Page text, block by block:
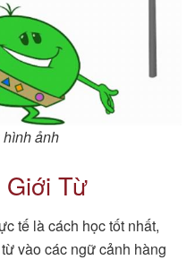
ảnh
Giới Từ
tế là cách học tốt nhất,
vào các ngữ cảnh hàng